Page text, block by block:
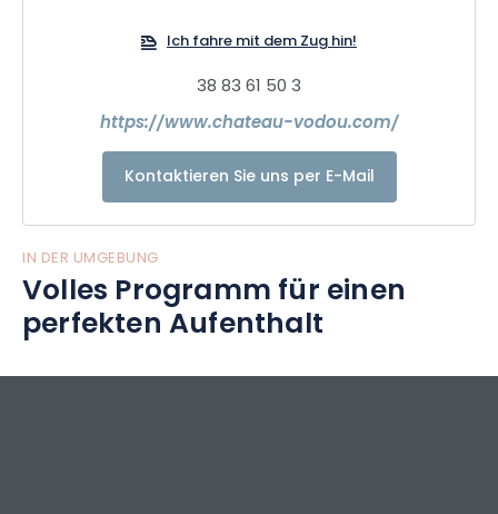
Ich fahre mit dem Zug hin!
38 83 61 50 3
https://www.chateau-vodou.com/
Kontaktieren Sie uns per E-Mail
IN DER UMGEBUNG
Volles Programm für einen
perfekten Aufenthalt